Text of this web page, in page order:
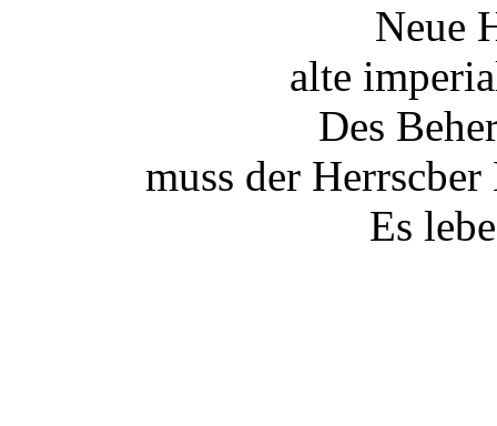
Neue
alte
Des
muss der
Es